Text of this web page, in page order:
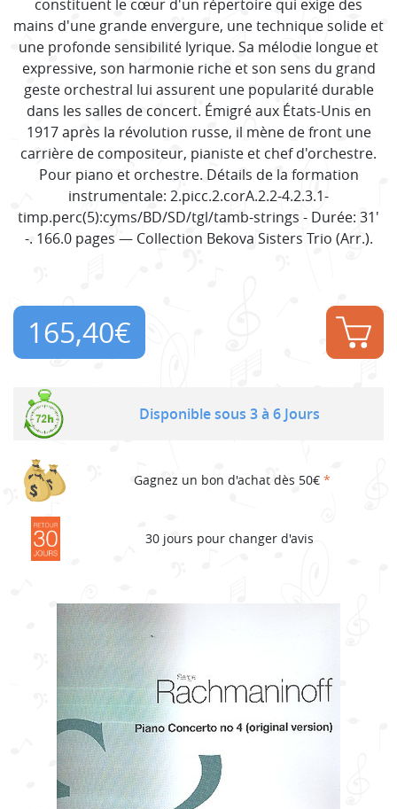
constituent le cœur d'un répertoire qui exige des
mains d'une grande envergure, une technique solide et
une profonde sensibilité lyrique. Sa mélodie longue et
expressive, son harmonie riche et son sens du grand
geste orchestral lui assurent une popularité durable
dans les salles de concert. Émigré aux États-Unis en
1917 après la révolution russe, il mène de front une
carrière de compositeur, pianiste et chef d'orchestre.
Pour piano et orchestre. Détails de la formation
instrumentale: 2.picc.2.corA.2.2-4.2.3.1-
timp.perc(5):cyms/BD/SD/tgl/tamb-strings - Durée: 31'
-. 166.0 pages — Collection Bekova Sisters Trio (Arr.).
165,40€
Disponible sous 3 à 6 Jours
Gagnez un bon d'achat dès 50€ *
30 jours pour changer d'avis